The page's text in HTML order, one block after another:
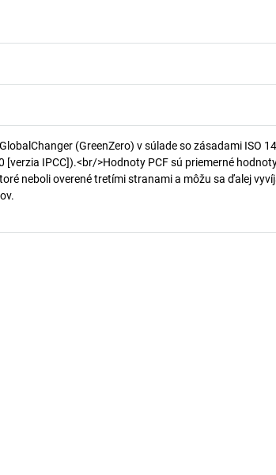
(GreenZero) v súlade so zásadami ISO
[verzia IPCC]).<br/>Hodnoty PCF sú priemerné
neboli overené tretími stranami a môžu sa ďalej